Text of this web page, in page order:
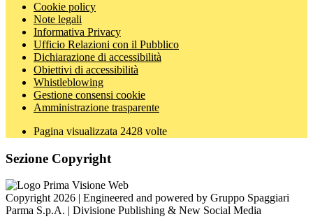
Cookie policy
Note legali
Informativa Privacy
Ufficio Relazioni con il Pubblico
Dichiarazione di accessibilità
Obiettivi di accessibilità
Whistleblowing
Gestione consensi cookie
Amministrazione trasparente
Pagina visualizzata 2428 volte
Sezione Copyright
Copyright 2026 | Engineered and powered by Gruppo Spaggiari
Parma S.p.A. | Divisione Publishing & New Social Media